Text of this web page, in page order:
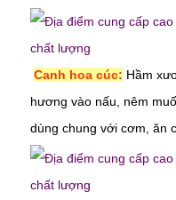
Canh hoa cúc: Hầm
hương vào nấu, nêm
dùng chung với cơm, ăn